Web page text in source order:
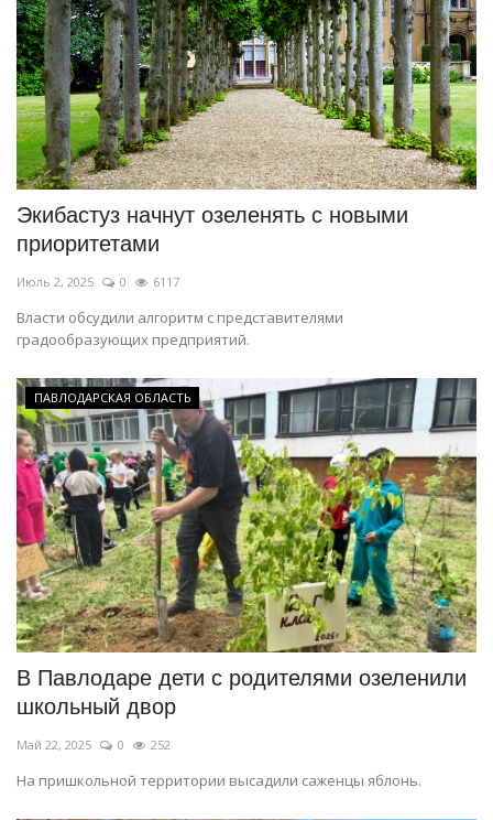
Экибастуз начнут озеленять с новыми
приоритетами
Июль 2, 2025 0 6117
Власти обсудили алгоритм с представителями
градообразующих предприятий.
ПАВЛОДАРСКАЯ ОБЛАСТЬ
В Павлодаре дети с родителями озеленили
школьный двор
Май 22, 2025 0 252
На пришкольной территории высадили саженцы яблонь.